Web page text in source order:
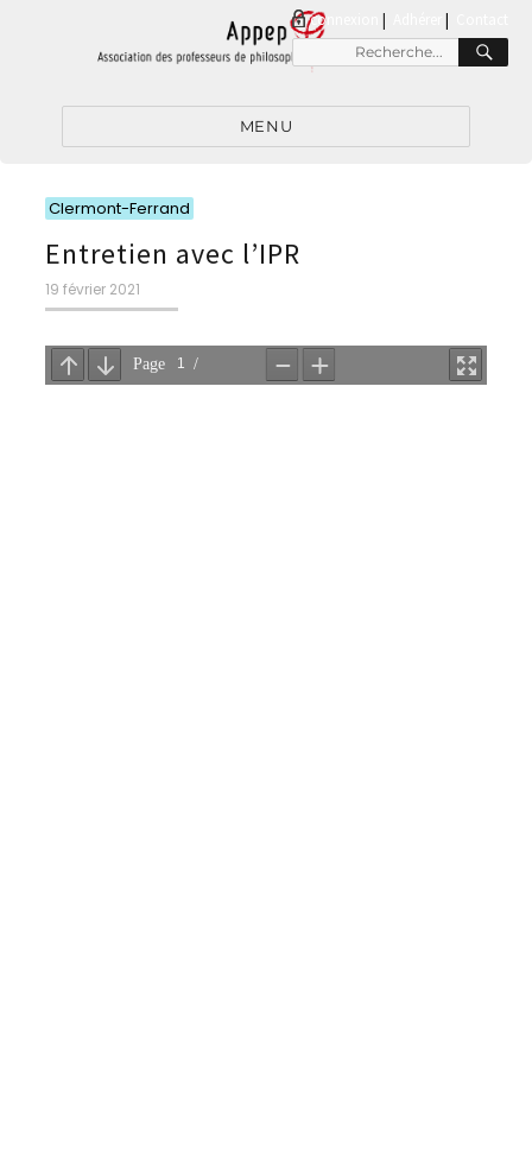
connexion |
Recherche
pour
MENU
Clermont-Ferrand
Entretien avec l’IPR
Publié
le
19 février 2021